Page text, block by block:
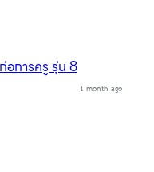
อการครู รุ่น 8
1 month ago